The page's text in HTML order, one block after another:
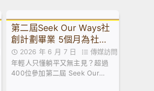
第二屆Seek Our Ways社
創計劃畢業 5個月為社區
諗出90條「好橋」
2026 年 6 月 7 日
傳媒訪問
年輕人只懂躺平又無主見？超過
400位參加第二屆 Seek Our